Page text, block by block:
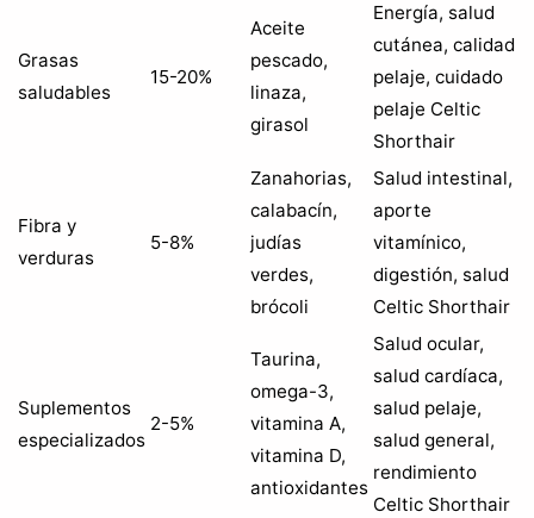
Grasas
saludables
15-20%
Aceite
pescado,
linaza,
girasol
Energía, salud
cutánea, calidad
pelaje, cuidado
pelaje Celtic
Shorthair
Fibra y
verduras
5-8%
Zanahorias,
calabacín,
judías
verdes,
brócoli
Salud intestinal,
aporte
vitamínico,
digestión, salud
Celtic Shorthair
Suplementos
especializados
2-5%
Taurina,
omega-3,
vitamina A,
vitamina D,
antioxidantes
Salud ocular,
salud cardíaca,
salud pelaje,
salud general,
rendimiento
Celtic Shorthair